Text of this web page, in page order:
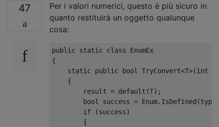
}
47
Per i valori numerici, questo è più sicuro in
quanto restituirà un oggetto qualunque
cosa:
public static class
EnumEx
{
static
public bool TryConvert<T>(int
{
        result
= default (T);
bool
success = Enum. IsDefined (
if
(success)
{